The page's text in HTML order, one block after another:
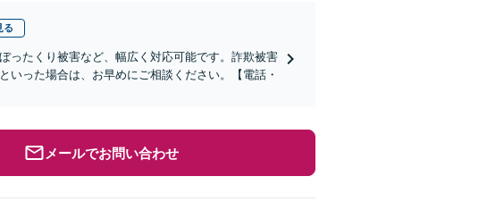
る
ったくり被害など、幅広く対応可能です。詐欺被害
いった場合は、お早めにご相談ください。【電話・
メールでお問い合わせ